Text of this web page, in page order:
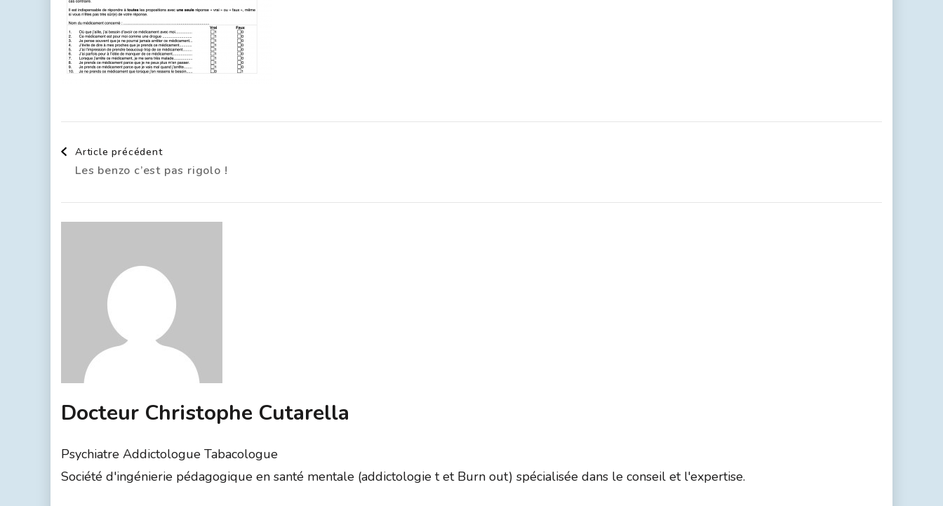
Article précédent
Les benzo c’est pas rigolo !
Docteur Christophe Cutarella
Psychiatre Addictologue Tabacologue
Société d'ingénierie pédagogique en santé mentale (addictologie t et Burn out) spécialisée dans le conseil et l'expertise.